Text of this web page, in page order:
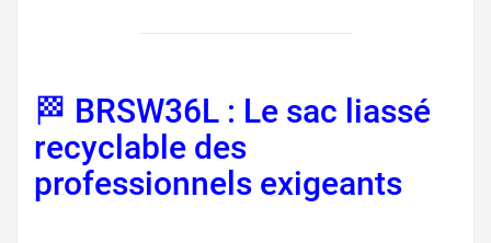
🏁 BRSW36L : Le sac liassé
recyclable des
professionnels exigeants